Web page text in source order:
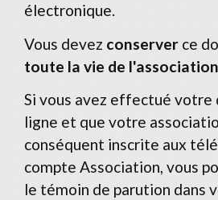
électronique.
Vous devez conserver ce
toute la vie de l'association
Si vous avez effectué votre
ligne et que votre
conséquent inscrite aux
compte Association, vous
le témoin de parution dans